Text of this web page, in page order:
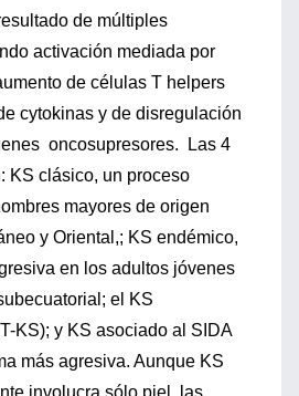
de múltiples
activación mediada por
de células T helpers
cytokinas y de disregulación
oncosupresores. Las 4
KS clásico, un proceso
mayores de origen
y Oriental,; KS endémico,
en los adultos jóvenes
el KS
KS); y KS asociado al SIDA
más agresiva. Aunque KS
involucra sólo piel, las